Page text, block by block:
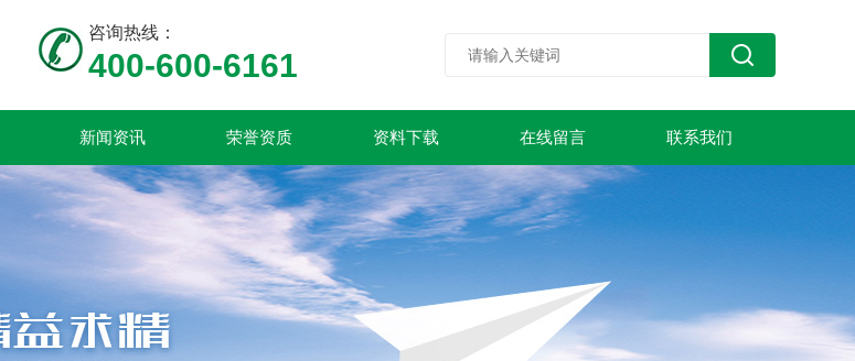
咨询热线：
400-600-6161
新闻资讯 荣誉资质 资料下载 在线留言 联系我们